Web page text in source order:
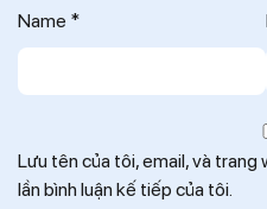
Name *
Lưu tên của tôi, email, và
lần bình luận kế tiếp của tôi.